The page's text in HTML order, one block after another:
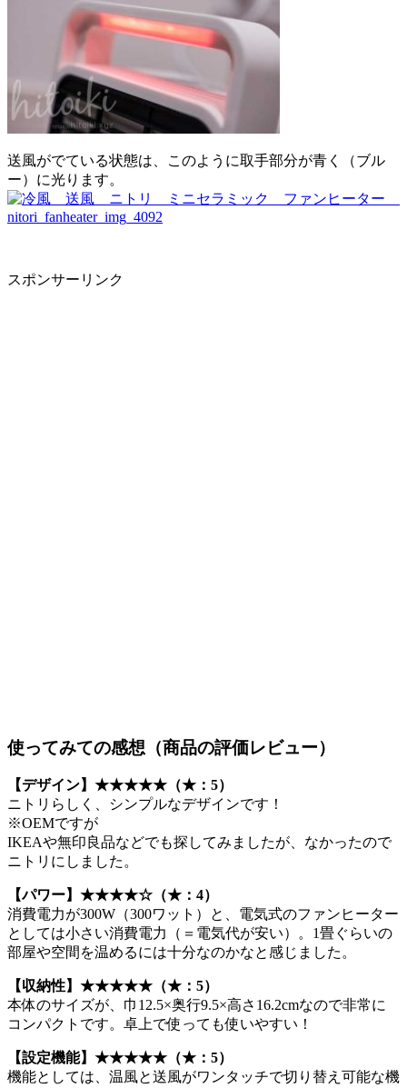
送風がでている状態は、このように取手部分が青く（ブル
ー）に光ります。
スポンサーリンク
使ってみての感想（商品の評価レビュー）
【デザイン】 ★★★★★ （★：5）
ニトリらしく、シンプルなデザインです！
※OEMですが
IKEAや無印良品などでも探してみましたが、なかったので
ニトリにしました。
【パワー】 ★★★★☆（★：4）
消費電力が300W（300ワット）と、電気式のファンヒーター
としては小さい消費電力（＝電気代が安い）。1畳ぐらいの
部屋や空間を温めるには十分なのかなと感じました。
【収納性】 ★★★★★（★：5）
本体のサイズが、巾12.5×奥行9.5×高さ16.2cmなので非常に
コンパクトです。卓上で使っても使いやすい！
【設定機能】 ★★★★★（★：5）
機能としては、温風と送風がワンタッチで切り替え可能な機